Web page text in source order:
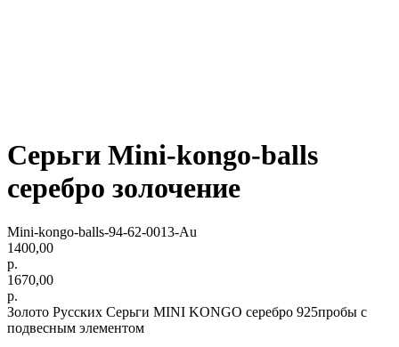
Серьги Mini-kongo-balls
серебро золочение
Mini-kongo-balls-94-62-0013-Au
1400,00
р.
1670,00
р.
Золото Русских Cерьги MINI KONGO серебро 925пробы с
подвесным элементом